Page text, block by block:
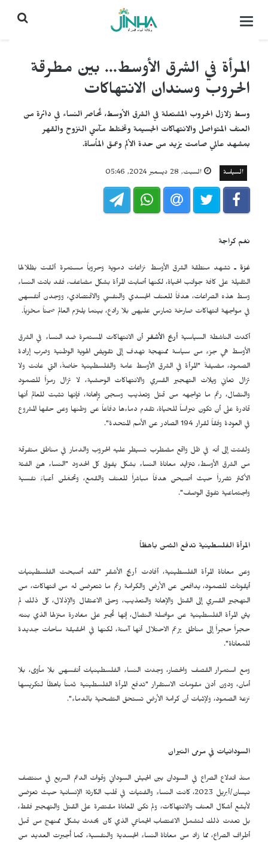
التحكم
المرأة في الشرق الأوسط... بين مطرقة
الحروب وسندان الانتهاكات
وسط زلازل الحروب المشتعلة في الشرق الأوسط، تُحاصر النساء في دائرة من
العنف المتواصل والانتهاكات الجسيمة وتختلط مآسي النزوح والقهر
بمشهد عالمي صامت يزيد من حدة الألم وعمق المأساة.
السياسة السبت, 28 ديسمبر 2024, 05:46
نغم كراجة
غزة ـ تشهد منطقة الشرق الأوسط نزاعات دموية وحروباً مستمرة ألقت بظلالها
الثقيلة على كافة جوانب الحياة، لكنها أصابت المرأة بشكل مضاعف، فقد باتت النساء
وسط هذه الصراعات، هدفاً للعنف الجسدي والنفسي والاقتصادي، ووجدن أنفسهن
في مواجهة انتهاكات صارخة تمارس عليهن بلا رادع، بينما يلتزم العالم صمتاً مخزياً.
أكدت الناشطة السياسيةأريج الأشقر أن الانتهاكات المستمرة ضد النساء في الشرق
الأوسط هي جزء من سياسة ممنهجة تهدف إلى تقويض الهوية الوطنية وضرب إرادة
الصمود، مضيفةً "المرأة في الشرق الأوسط عامة والفلسطينية خاصةً، التي عانت ولا
تزال تعاني ويلات التهجير القسري والانتهاكات الوحشية، لا تزال رمزاً للصمود
والنضال، رغم ما تواجهه من قتل وتعذيب وسجن وإهانة، فإنها تثبت للعالم أنها
قادرة على أن تكون نبراساً للحياة، تقدم دماءها دفاعاً عن وطنها وعن حقها المشروع
في العودة وفقاً لقرار 194 الصادر عن الأمم المتحدة".
ولفتت إلى أنه في ظل واقع مضطرب تسيطر عليه الحروب والدمار في مناطق متفرقة
من الشرق الأوسط، تتزايد معاناة النساء بشكل يفوق كل الحدود "النساء هنَّ الفئة
الأكثر تضرراً حيث أصبحن هدفاً مباشراً للعنف والقمع، وتحمَّلن أعباءً نفسية
واجتماعية تفوق الوصف".
المرأة الفلسطينية تدفع الثمن باهظاً
وعن معاناة المرأة الفلسطينية، أفادت أريج الأشقر "لقد أصبحت الفلسطينيات
أيقونات للصمود، يدافعن عن الأرض والكرامة رغم ما تتعرضن له من انتهاكات، من
التهجير القسري إلى القتل والإهانة والتعذيب، وحتى الاعتقال والإذلال، كل ذلك لم
يثنِ المرأة الفلسطينية عن مواصلة النضال، إنها تُجبر على مغادرة منزلها الذي بنته
حجراً حجراً إلى مناطق يزعم الاحتلال أنها آمنة، لكنها في الحقيقة ساحات جديدة
للمعاناة".
ومع استمرار القصف والحصار، وجدت النساء الفلسطينيات أنفسهن بلا مأوى، بلا
أمان، ودون أدنى مقومات الاستقرار "تدفع المرأة الفلسطينية ثمناً باهظاً لتكريسها
نزعة الصمود، ولإثبات أن كرامة الأرض تستحق التضحية بالدماء".
السودانيات في مرمى النيران
منذ اندلاع الصراع في السودان بين الجيش السوداني وقوات الدعم السريع في منتصف
نيسان/أبريل 2023، كانت النساء والفتيات في قلب الكارثة الإنسانية حيث تعرّضن
لأبشع أشكال العنف والانتهاكات، ولم تكن المعاناة مقتصرة على القتل والتهجير فقط،
بل تعدت ذلك لتشمل الاغتصاب الجماعي الذي كان يحدث بشكل ممنهج من قبل
أطراف الصراع، مما زاد من معاناة النساء الجسدية والنفسية، كما أُجبرت العديد من